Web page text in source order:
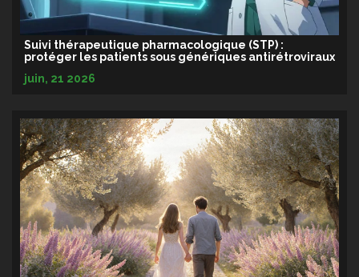
Suivi thérapeutique pharmacologique (STP) :
protéger les patients sous génériques antirétroviraux
juin, 21 2026